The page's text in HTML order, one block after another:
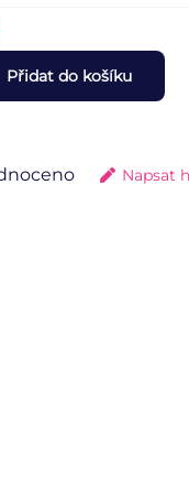
Přidat do košíku
Napsat